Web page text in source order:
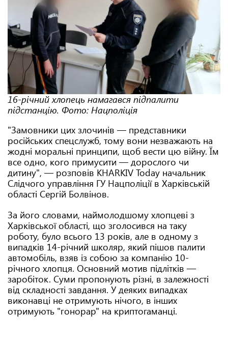
16-річний хлопець намагався підпалити
підстанцію. Фото: Нацполіція
"Замовники цих злочинів — представники
російських спецслужб, тому вони незважають на
жодні моральні принципи, щоб вести цю війну. Їм
все одно, кого примусити — дорослого чи
дитину", — розповів KHARKIV Today начальник
Слідчого управління ГУ Нацполіції в Харківській
області Сергій Болвінов.
За його словами, наймолодшому хлопцеві з
Харківської області, що зголосився на таку
роботу, було всього 13 років, але в одному з
випадків 14-річний школяр, який пішов палити
автомобіль, взяв із собою за компанію 10-
річного хлопця. Основний мотив підлітків —
заробіток. Суми пропонують різні, в залежності
від складності завдання. У деяких випадках
виконавці не отримують нічого, в інших
отримують "гонорар" на криптогаманці.